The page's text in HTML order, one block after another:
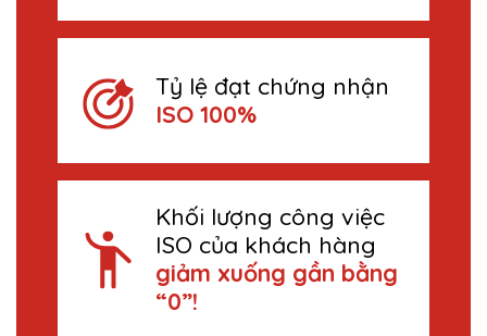
Tỷ lệ đạt chứng nhận
ISO 100%
Khối lượng công việc
ISO của khách hàng
giảm xuống gần bằng
“0”!